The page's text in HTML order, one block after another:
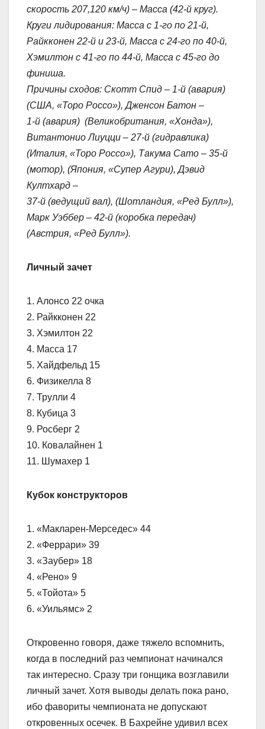
скорость 207,120 км/ч) – Масса (42-й круг).
Круги лидирования: Масса с 1-го по 21-й,
Райкконен 22-й и 23-й, Масса с 24-го по 40-й,
Хэмилтон с 41-го по 44-й, Масса с 45-го до
финиша.
Причины сходов: Скотт Спид – 1-й (авария)
(США, «Торо Россо»), Дженсон Батон –
1-й (авария) (Великобритания, «Хонда»),
Витантонио Лиуцци – 27-й (гидравлика)
(Италия, «Торо Россо»), Такума Сато – 35-й
(мотор), (Япония, «Супер Агури), Дэвид
Култхард –
37-й (ведущий вал), (Шотландия, «Ред Булл»),
Марк Уэббер – 42-й (коробка передач)
(Австрия, «Ред Булл»).
Личный зачет
1. Алонсо 22 очка
2. Райкконен 22
3. Хэмилтон 22
4. Масса 17
5. Хайдфельд 15
6. Физикелла 8
7. Трулли 4
8. Кубица 3
9. Росберг 2
10. Ковалайнен 1
11. Шумахер 1
Кубок конструкторов
1. «Макларен-Мерседес» 44
2. «Феррари» 39
3. «Заубер» 18
4. «Рено» 9
5. «Тойота» 5
6. «Уильямс» 2
Откровенно говоря, даже тяжело вспомнить,
когда в последний раз чемпионат начинался
так интересно. Сразу три гонщика возглавили
личный зачет. Хотя выводы делать пока рано,
ибо фавориты чемпионата не допускают
откровенных осечек. В Бахрейне удивил всех